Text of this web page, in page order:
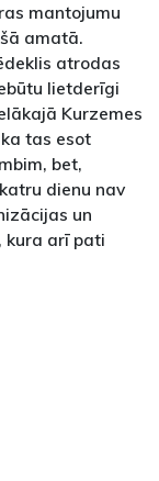
mantojumu
amatā.
atrodas
lietderīgi
Kurzemes
tas esot
bet,
dienu nav
un
kura arī pati